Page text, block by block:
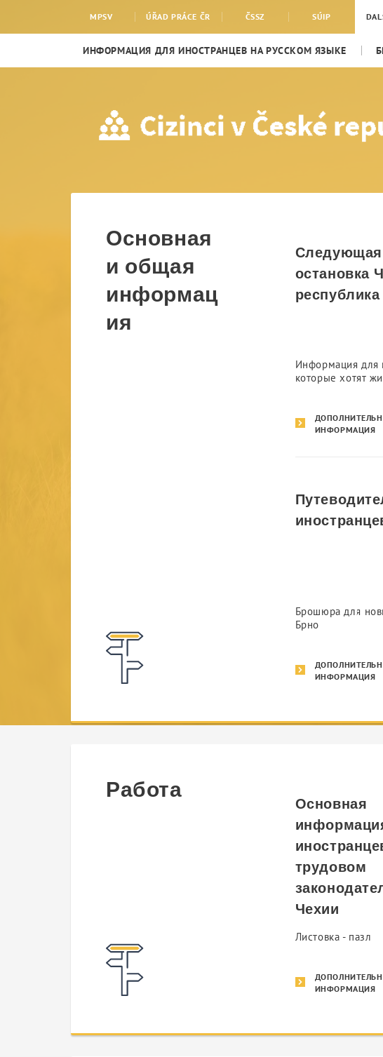
Брошюры и листовки
MPSV ÚŘAD PRÁCE ČR ČSSZ SÚIP
ИНФОРМАЦИЯ ДЛЯ ИНОСТРАНЦЕВ НА РУССКОМ ЯЗЫКЕ
Основная
и общая
информац
ия
Следующая
остановка
республика
Информация для
которые хотят
ИНФОРМАЦИЯ
Брошюра для
Брно
ИНФОРМАЦИЯ
Работа
Основная
трудовом
Чехии
Листовка - пазл
ИНФОРМАЦИЯ